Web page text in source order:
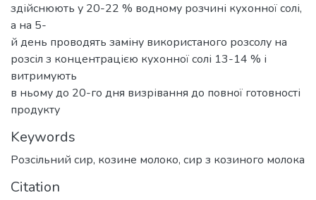
здійснюють у 20-22 % водному розчині кухонної солі,
а на 5-
й день проводять заміну використаного розсолу на
розсіл з концентрацією кухонної солі 13-14 % і
витримують
в ньому до 20-го дня визрівання до повної готовності
продукту
Keywords
Розсільний сир, козине молоко, сир з козиного молока
Citation